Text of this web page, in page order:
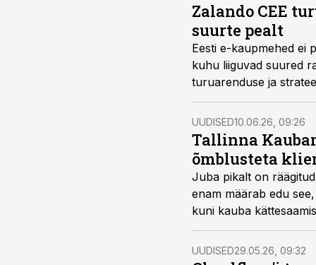
Zalando CEE
suurte pealt
Eesti e-kaupmehed ei
kuhu liiguvad suured
turuarenduse ja
UUDISED10.06.26, 09:26
Tallinna
õmblusteta
Juba pikalt on
enam määrab edu
kuni kauba
UUDISED29.05.26, 09:32